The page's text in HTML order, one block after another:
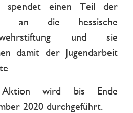
spendet einen Teil der
an die hessische
und sie
damit der Jugendarbeit
wird bis Ende
2020 durchgeführt.